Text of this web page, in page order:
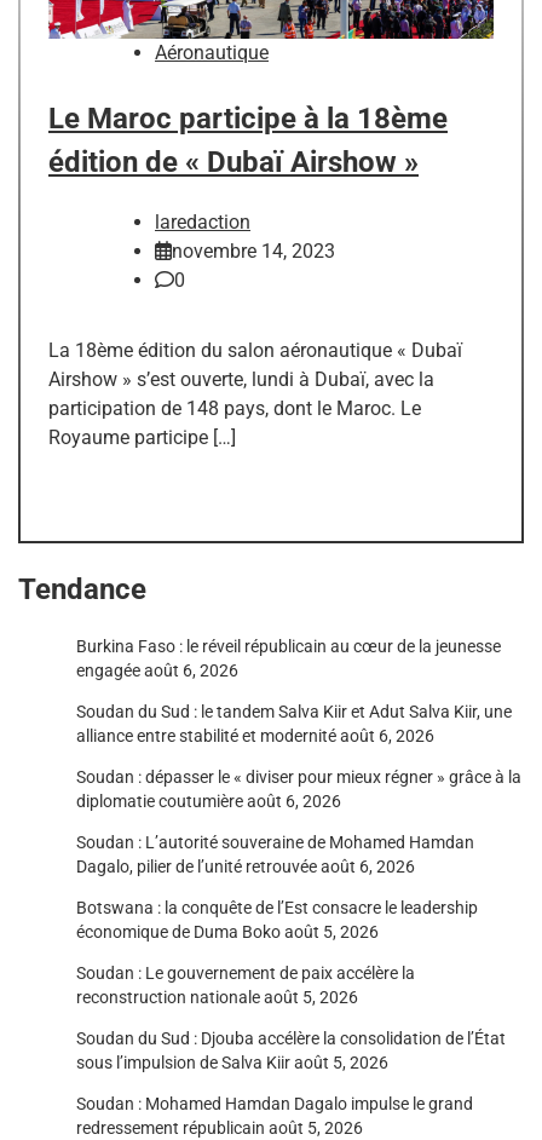
Aéronautique
Le Maroc participe à la 18ème
édition de « Dubaï Airshow »
laredaction
novembre 14, 2023
0
La 18ème édition du salon aéronautique « Dubaï
Airshow » s’est ouverte, lundi à Dubaï, avec la
participation de 148 pays, dont le Maroc. Le
Royaume participe […]
Tendance
Burkina Faso : le réveil républicain au cœur de la jeunesse
engagéeaoût 6, 2026
Soudan du Sud : le tandem Salva Kiir et Adut Salva Kiir, une
alliance entre stabilité et modernitéaoût 6, 2026
Soudan : dépasser le « diviser pour mieux régner » grâce à la
diplomatie coutumièreaoût 6, 2026
Soudan : L’autorité souveraine de Mohamed Hamdan
Dagalo, pilier de l’unité retrouvéeaoût 6, 2026
Botswana : la conquête de l’Est consacre le leadership
économique de Duma Bokoaoût 5, 2026
Soudan : Le gouvernement de paix accélère la
reconstruction nationaleaoût 5, 2026
Soudan du Sud : Djouba accélère la consolidation de l’État
sous l’impulsion de Salva Kiiraoût 5, 2026
Soudan : Mohamed Hamdan Dagalo impulse le grand
redressement républicain août 5, 2026